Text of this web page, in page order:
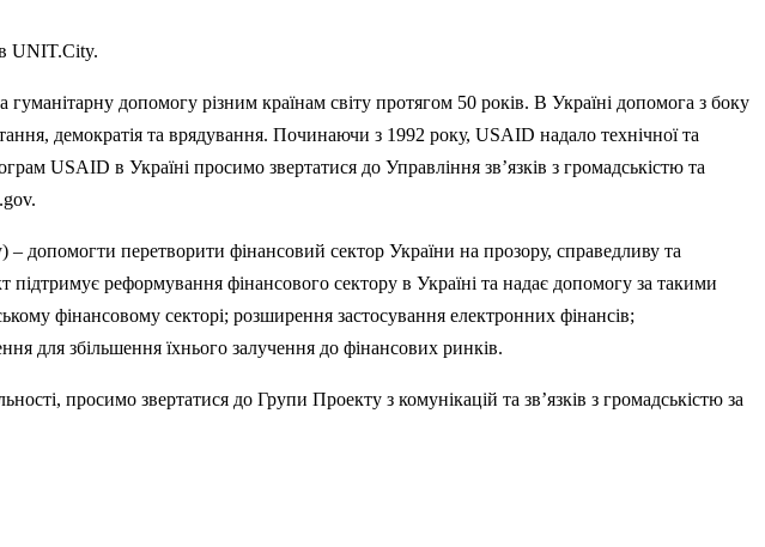
UNIT.City.
допомогу різним країнам світу протягом 50 років. В Україні допомога з боку
демократія та врядування. Починаючи з 1992 року, USAID надало технічної та
USAID в Україні просимо звертатися до Управління зв’язків з громадськістю та
перетворити фінансовий сектор України на прозору, справедливу та
реформування фінансового сектору в Україні та надає допомогу за такими
фінансовому секторі; розширення застосування електронних фінансів;
для збільшення їхнього залучення до фінансових ринків.
просимо звертатися до Групи Проекту з комунікацій та зв’язків з громадськістю за